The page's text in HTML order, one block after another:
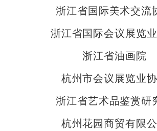
浙江省国际美术交流
浙江省国际会议展览
浙江省油画院
杭州市会议展览业
浙江省艺术品鉴赏研
杭州花园商贸有限